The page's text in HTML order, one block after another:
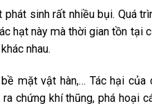
sinh rất nhiều bụi. Quá
hạt này mà thời gian tồn tại
nhau.
mặt vật hàn,… Tác hại của
chứng khí thũng, phá hoại